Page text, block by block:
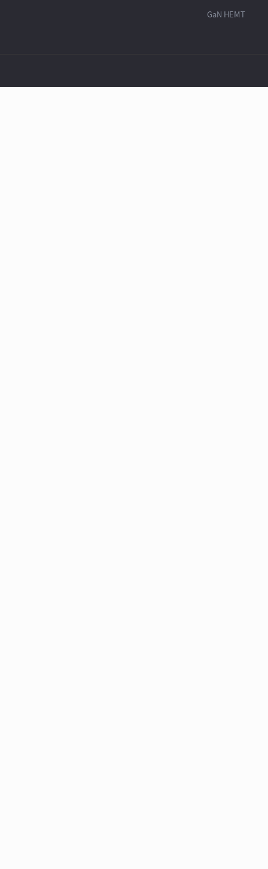
GaN HEMT